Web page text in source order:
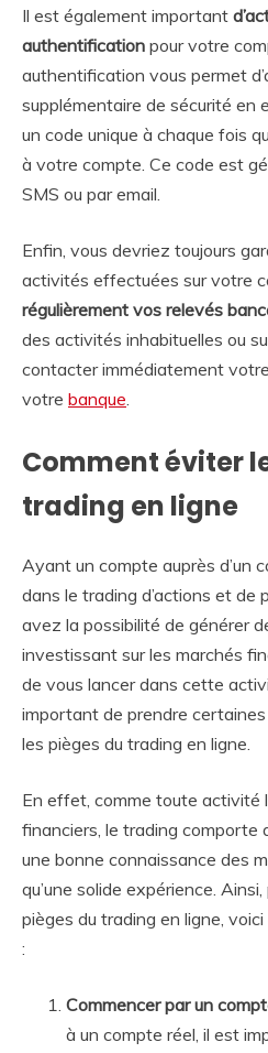
Il est également important
authentification pour votre
authentification vous permet
supplémentaire de sécurité en
un code unique à chaque fois
à votre compte. Ce code est
SMS ou par email.
Enfin, vous devriez toujours
activités effectuées sur votre
régulièrement vos relevés
des activités inhabituelles ou
contacter immédiatement
votre banque
Comment éviter
trading en ligne
Ayant un compte auprès d’un
dans le trading d’actions et de
avez la possibilité de générer
investissant sur les marchés
de vous lancer dans cette
important de prendre
les pièges du trading en ligne.
En effet, comme toute activité
financiers, le trading comporte
une bonne connaissance des
qu’une solide expérience.
pièges du trading en ligne,
:
Commencer par un
à un compte réel, il est